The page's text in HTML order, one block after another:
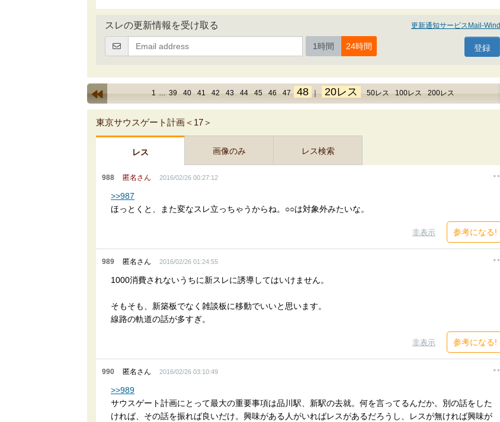
スレの更新情報を受け取る 更新通知サービスMail-Wind
1時間 24時間
1 … 39 40 41 42 43 44 45 46 47 48 ｜ 20レス 50レス 100レス 200レス
東京サウスゲート計画＜17＞
レス 画像のみ レス検索
988 匿名さん 2016/02/26 00:27:12
>>987
ほっとくと、また変なスレ立っちゃうからね。○○は対象外みたいな。
非表示 参考になる!
989 匿名さん 2016/02/26 01:24:55
1000消費されないうちに新スレに誘導してはいけません。
そもそも、新築板でなく雑談板に移動でいいと思います。
線路の軌道の話が多すぎ。
非表示 参考になる!
990 匿名さん 2016/02/26 03:10:49
>>989
サウスゲート計画にとって最大の重要事項は品川駅、新駅の去就。何を言ってるんだか。別の話をした
ければ、その話を振れば良いだけ。興味がある人がいればレスがあるだろうし、レスが無ければ興味が